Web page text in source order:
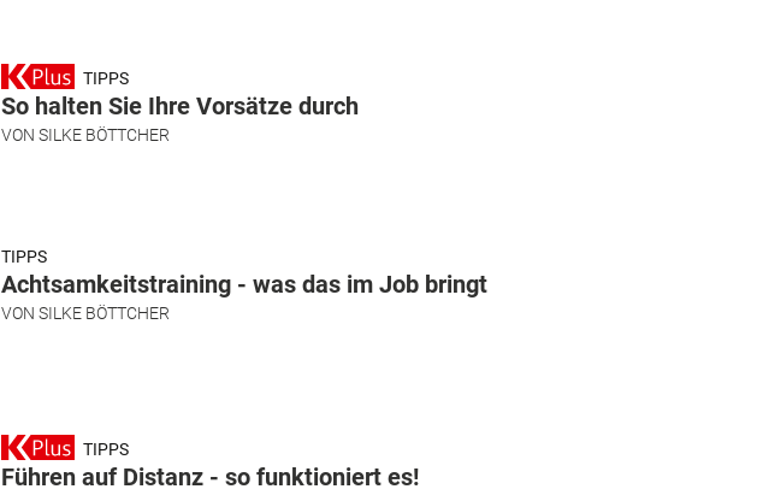
TIPPS
So halten Sie Ihre Vorsätze durch
VON SILKE BÖTTCHER
TIPPS
Achtsamkeitstraining - was das im Job bringt
VON SILKE BÖTTCHER
TIPPS
Führen auf Distanz - so funktioniert es!